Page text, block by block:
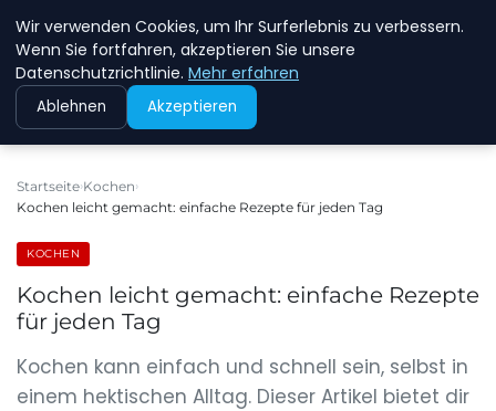
NEW ENERGY JOBS
Startseite Kochen
Kochen leicht gemacht: einfache Rezepte für jeden Tag
KOCHEN
Kochen leicht gemacht: einfache Rezepte
für jeden Tag
Kochen kann einfach und schnell sein, selbst in
einem hektischen Alltag. Dieser Artikel bietet dir
Wir verwenden Cookies, um Ihr Surferlebnis zu verbessern.
Wenn Sie fortfahren, akzeptieren Sie unsere
Datenschutzrichtlinie. Mehr erfahren
Ablehnen Akzeptieren